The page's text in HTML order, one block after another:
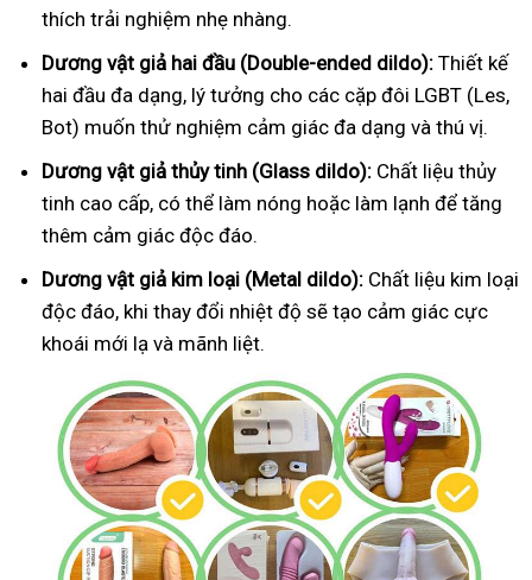
thích trải nghiệm nhẹ nhàng.
Dương vật giả hai đầu (Double-ended dildo): Thiết kế
hai đầu đa dạng, lý tưởng cho các cặp đôi LGBT (Les,
Bot) muốn thử nghiệm cảm giác đa dạng và thú vị.
Dương vật giả thủy tinh (Glass dildo): Chất liệu thủy
tinh cao cấp, có thể làm nóng hoặc làm lạnh để tăng
thêm cảm giác độc đáo.
Dương vật giả kim loại (Metal dildo): Chất liệu kim loại
độc đáo, khi thay đổi nhiệt độ sẽ tạo cảm giác cực
khoái mới lạ và mãnh liệt.